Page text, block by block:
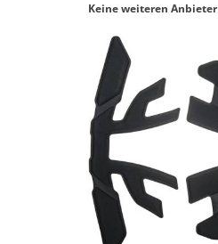
Keine weiteren Anbieter